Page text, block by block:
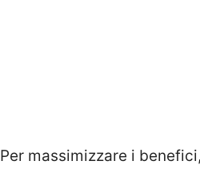
Per massimizzare i